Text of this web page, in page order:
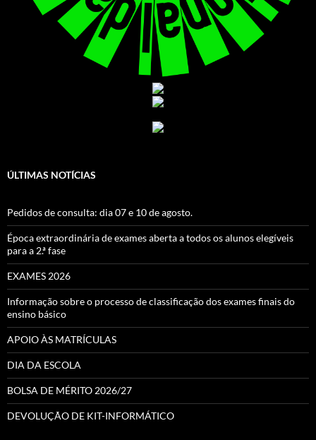
ÚLTIMAS NOTÍCIAS
Pedidos de consulta: dia 07 e 10 de agosto.
Época extraordinária de exames aberta a todos os alunos elegíveis
para a 2.ª fase
EXAMES 2026
Informação sobre o processo de classificação dos exames finais do
ensino básico
APOIO ÀS MATRÍCULAS
DIA DA ESCOLA
BOLSA DE MÉRITO 2026/27
DEVOLUÇÃO DE KIT-INFORMÁTICO